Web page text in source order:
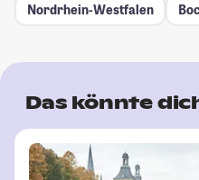
Nordrhein-Westfalen
Das könnte